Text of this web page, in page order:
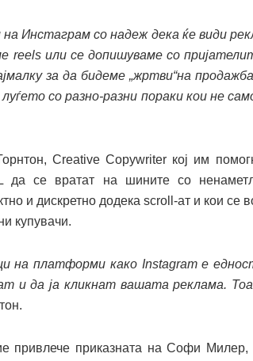
на Инстаграм со надеж дека ќе види
reelsили седопишуваме со
за да бидеме „жртви“на продажба
со разно-разни пораки кои не
Creative Copywriter кој им
да се вратат на шините со
и дискретно додека scroll-ат и кои се
купувачи.
на платформи како Instagram е
и да ја кликнат вашата реклама.
привлече приказната на Софи